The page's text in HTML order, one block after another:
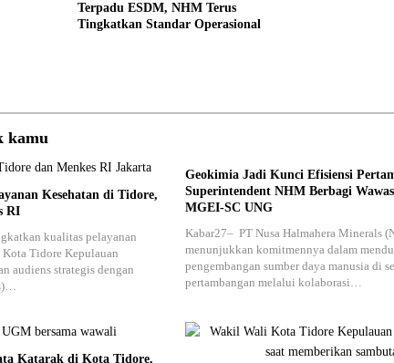
Terpadu ESDM, NHM Terus
Tingkatkan Standar Operasional
kamu
Kesehatan di Tidore,
RI
kualitas pelayanan
Kota Tidore Kepulauan
audiens strategis dengan
Geokimia Jadi Kunci Efisiensi
Superintendent NHM Berbagi
MGEI-SC UNG
Kabar27– PT Nusa Halmahera Minerals
menunjukkan komitmennya dalam
pengembangan sumber daya manusia di
pertambangan melalui kolaborasi…
Katarak di Kota Tidore,